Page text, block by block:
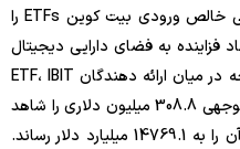
آوریل نشان داد که چهارمین روز متوالی خالص ورودی بیت کوین ETFs را
فزاینده به فضای دارایی دیجیتال
در میان سرمایه گذاران است. قابل توجه در میان ارائه دهندگان ETF، IBIT
بلک راک است که ورودی خالص قابل توجهی 308.8 میلیون دلاری را شاهد
بود و مجموع ورودی خالص مجموع آن را به 14769.1 میلیارد دلار رساند.